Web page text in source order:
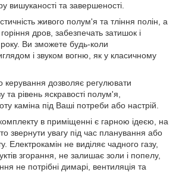
вишуканості та завершеності.
живого полум'я та тління полін, а
горіння дров, забезпечать затишок і
Ви зможете будь-коли
і звуком вогню, як у класичному
керування дозволяє регулювати
та рівень яскравості полум'я,
каміна під Ваші потреби або настрій.
в приміщенні є гарною ідеєю, на
звернути увагу під час планування або
Електрокамін не виділяє чадного газу,
згорання, не залишає золи і попелу,
не потрібні димарі, вентиляція та